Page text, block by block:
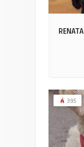
RENATA
395